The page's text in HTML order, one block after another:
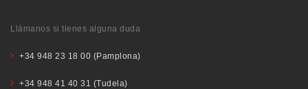
Llámanos si tienes alguna duda
+34 948 23 18 00 (Pamplona)
+34 948 41 40 31 (Tudela)